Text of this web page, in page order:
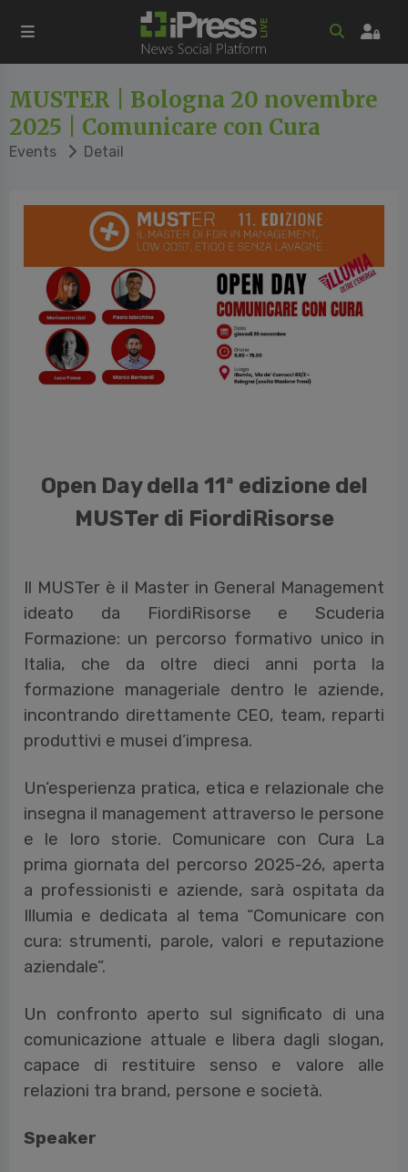
MUSTER | Bologna 20 novembre
2025 | Comunicare con Cura
Events Detail
Open Day della 11ª edizione del
MUSTer di FiordiRisorse
Il MUSTer è il Master in General Management
ideato da FiordiRisorse e Scuderia
Formazione: un percorso formativo unico in
Italia, che da oltre dieci anni porta la
formazione manageriale dentro le aziende,
incontrando direttamente CEO, team, reparti
produttivi e musei d’impresa.
Un’esperienza pratica, etica e relazionale che
insegna il management attraverso le persone
e le loro storie. Comunicare con Cura La
prima giornata del percorso 2025-26, aperta
a professionisti e aziende, sarà ospitata da
Illumia e dedicata al tema “Comunicare con
cura: strumenti, parole, valori e reputazione
aziendale”.
Un confronto aperto sul significato di una
comunicazione attuale e libera dagli slogan,
capace di restituire senso e valore alle
relazioni tra brand, persone e società.
Speaker